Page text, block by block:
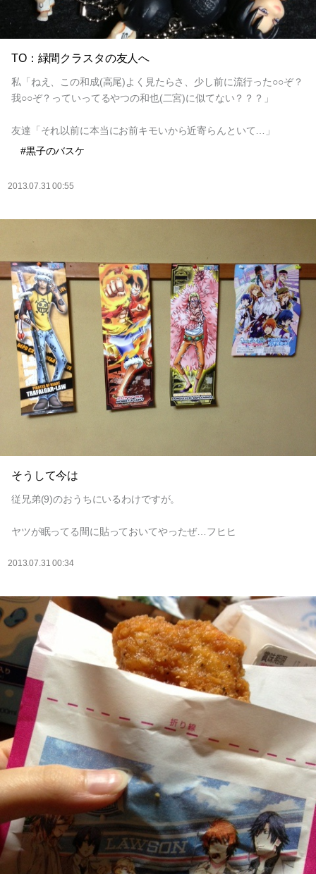
TO：緑間クラスタの友人へ
私「ねえ、この和成(高尾)よく見たらさ、少し前に流行った○○ぞ？
我○○ぞ？っていってるやつの和也(二宮)に似てない？？？」
友達「それ以前に本当にお前キモいから近寄らんといて…」
#黒子のバスケ
2013.07.31 00:55
そうして今は
従兄弟(9)のおうちにいるわけですが。
ヤツが眠ってる間に貼っておいてやったぜ…フヒヒ
2013.07.31 00:34